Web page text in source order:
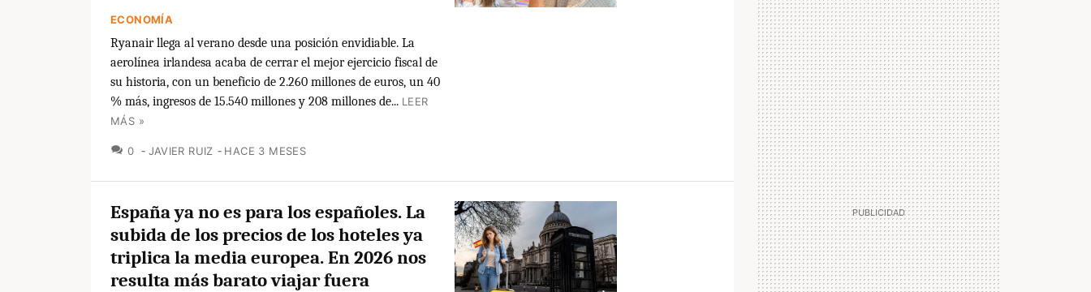
ECONOMÍA
Ryanair llega al verano desde una posición envidiable. La
aerolínea irlandesa acaba de cerrar el mejor ejercicio fiscal de
su historia, con un beneficio de 2.260 millones de euros, un 40
% más, ingresos de 15.540 millones y 208 millones de... LEER
MÁS »
0 COMENTARIOS
JAVIER RUIZ HACE 3 MESES
España ya no es para los españoles. La
subida de los precios de los hoteles ya
triplica la media europea. En 2026 nos
resulta más barato viajar fuera